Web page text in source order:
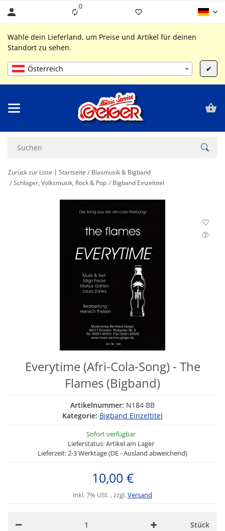
0Liste ist leer
Wähle dein Lieferland, um Preise und Artikel für deinen
Standort zu sehen.
Österreich ✔
Zurück zur Liste Startseite
Blasmusik & Bigband
Schlager, Volksmusik, Rock & Pop
Bigband Einzeltitel
Everytime (Afri-Cola-Song) - The
Flames (Bigband)
Artikelnummer: N184 BB
Kategorie: Bigband Einzeltitel
Sofort verfügbar
Lieferstatus: Artikel am Lager
Lieferzeit: 2-3 Werktage (DE - Ausland abweichend)
10,00 €
inkl. 7% USt. , zzgl.Versand
Stück